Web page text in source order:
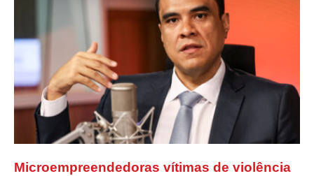
Microempreendedoras vítimas de violência